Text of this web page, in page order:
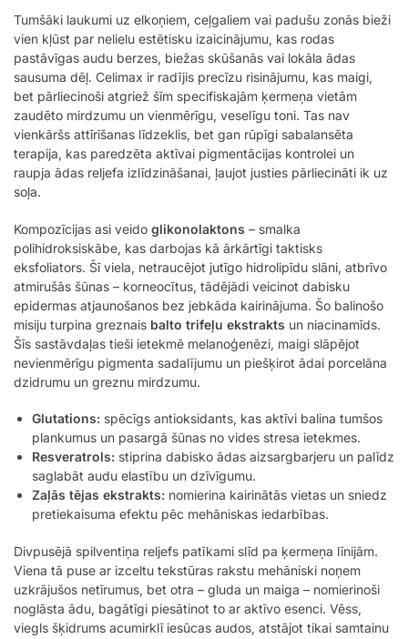
Tumšāki laukumi uz elkoņiem, ceļgaliem vai padušu zonās bieži
vien kļūst par nelielu estētisku izaicinājumu, kas rodas
pastāvīgas audu berzes, biežas skūšanās vai lokāla ādas
sausuma dēļ. Celimax ir radījis precīzu risinājumu, kas maigi,
bet pārliecinoši atgriež šīm specifiskajām ķermeņa vietām
zaudēto mirdzumu un vienmērīgu, veselīgu toni. Tas nav
vienkāršs attīrīšanas līdzeklis, bet gan rūpīgi sabalansēta
terapija, kas paredzēta aktīvai pigmentācijas kontrolei un
raupja ādas reljefa izlīdzināšanai, ļaujot justies pārliecināti ik uz
soļa.
Kompozīcijas asi veido glikonolaktons – smalka
polihidroksiskābe, kas darbojas kā ārkārtīgi taktisks
eksfoliators. Šī viela, netraucējot jutīgo hidrolipīdu slāni, atbrīvo
atmirušās šūnas – korneocītus, tādējādi veicinot dabisku
epidermas atjaunošanos bez jebkāda kairinājuma. Šo balinošo
misiju turpina greznais balto trifeļu ekstrakts un niacinamīds.
Šīs sastāvdaļas tieši ietekmē melanoģenēzi, maigi slāpējot
nevienmērīgu pigmenta sadalījumu un piešķirot ādai porcelāna
dzidrumu un greznu mirdzumu.
Glutations: spēcīgs antioksidants, kas aktīvi balina tumšos
plankumus un pasargā šūnas no vides stresa ietekmes.
Resveratrols: stiprina dabisko ādas aizsargbarjeru un palīdz
saglabāt audu elastību un dzīvīgumu.
Zaļās tējas ekstrakts: nomierina kairinātās vietas un sniedz
pretiekaisuma efektu pēc mehāniskas iedarbības.
Divpusējā spilventiņa reljefs patīkami slīd pa ķermeņa līnijām.
Viena tā puse ar izceltu tekstūras rakstu mehāniski noņem
uzkrājušos netīrumus, bet otra – gluda un maiga – nomierinoši
noglāsta ādu, bagātīgi piesātinot to ar aktīvo esenci. Vēss,
viegls šķidrums acumirklī iesūcas audos, atstājot tikai samtainu